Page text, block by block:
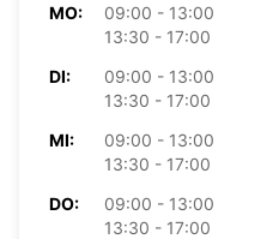
MO:
09:00 - 13:00
13:30 - 17:00
DI:
09:00 - 13:00
13:30 - 17:00
MI:
09:00 - 13:00
13:30 - 17:00
DO:
09:00 - 13:00
13:30 - 17:00